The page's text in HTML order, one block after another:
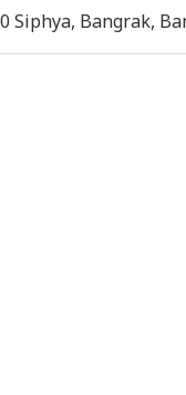
Siphya, Bangrak,